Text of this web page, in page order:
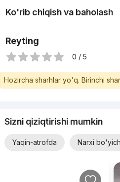
Ko'rib chiqish va baholash
Reyting
0 / 5
Hozircha sharhlar yo'q. Birinchi
Sizni qiziqtirishi mumkin
Yaqin-atrofda Narxi